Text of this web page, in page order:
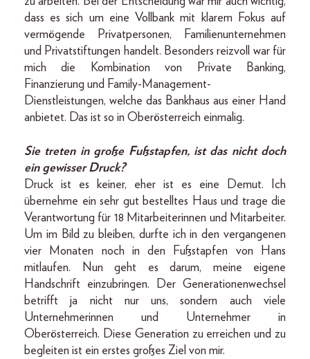
dass es sich um eine Vollbank mit klarem Fokus auf
vermögende Privatpersonen, Familienunternehmen
und Privatstiftungen handelt. Besonders reizvoll war für
mich die Kombination von Private Banking,
Finanzierung und Family-Management-
Dienstleistungen, welche das Bankhaus aus einer Hand
anbietet. Das ist so in Oberösterreich einmalig.
Sie treten in große Fußstapfen, ist das nicht doch
ein gewisser Druck?
Druck ist es keiner, eher ist es eine Demut. Ich
übernehme ein sehr gut bestelltes Haus und trage die
Verantwortung für 18 Mitarbeiterinnen und Mitarbeiter.
Um im Bild zu bleiben, durfte ich in den vergangenen
vier Monaten noch in den Fußstapfen von Hans
mitlaufen. Nun geht es darum, meine eigene
Handschrift einzubringen. Der Generationenwechsel
betrifft ja nicht nur uns, sondern auch viele
Unternehmerinnen und Unternehmer in
Oberösterreich. Diese Generation zu erreichen und zu
begleiten ist ein erstes großes Ziel von mir.